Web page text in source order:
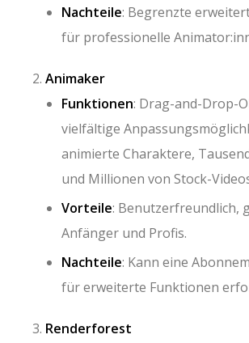
Nachteile: Begrenzte
für professionelle
Animaker
Funktionen: Drag-and-Drop-
vielfältige
animierte Charaktere,
und Millionen von Stock-
Vorteile: Benutzerfreundlich,
Anfänger und Profis.
Nachteile: Kann eine
für erweiterte Funktionen
Renderforest